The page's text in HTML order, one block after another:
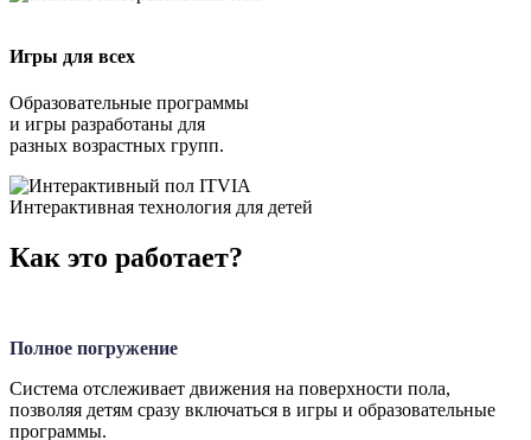
Игры для всех
Образовательные программы
и игры разработаны для
разных возрастных групп.
Интерактивная технология для детей
Как это работает?
Полное погружение
Система отслеживает движения на поверхности пола,
позволяя детям сразу включаться в игры и образовательные
программы.